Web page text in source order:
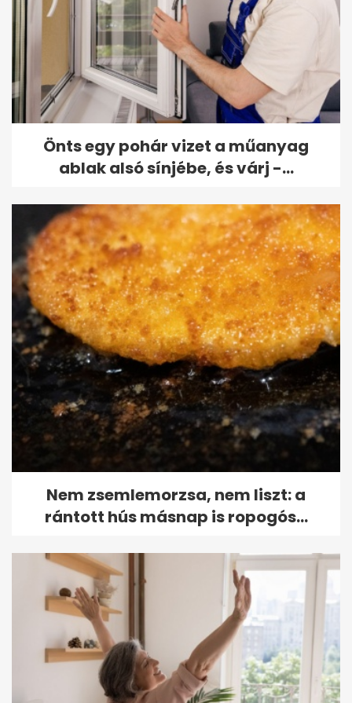
Önts egy pohár vizet a műanyag
ablak alsó sínjébe, és várj -...
Nem zsemlemorzsa, nem liszt: a
rántott hús másnap is ropogós...